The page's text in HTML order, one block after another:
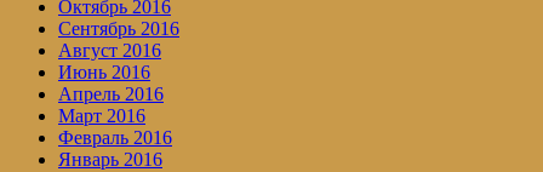
Октябрь 2016
Сентябрь 2016
Август 2016
Июнь 2016
Апрель 2016
Март 2016
Февраль 2016
Январь 2016